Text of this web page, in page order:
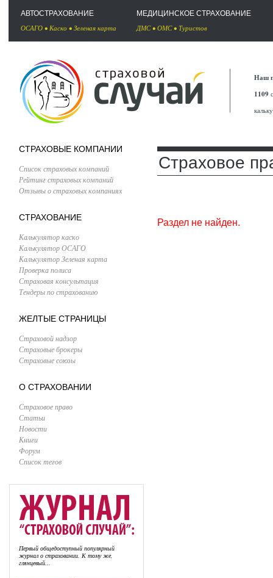
АВТОСТРАХОВАНИЕ
ОСАГО • Каско • Зеленая карта
МЕДИЦИНСКОЕ СТРАХОВАНИЕ
ДМС• ОМС• Туристов
Наш
1109
СТРАХОВЫЕ КОМПАНИИ
Список страховых компаний
Рейтинг страховых компаний
Отзывы о страховых компаниях
СТРАХОВАНИЕ
Калькулятор каско
Калькулятор ОСАГО
Калькулятор Зеленая карта
Проверка полиса
Страховая консультация
Тендеры по страхованию
ЖЕЛТЫЕ СТРАНИЦЫ
Страховой надзор
Страховые брокеры
Страховые союзы
О СТРАХОВАНИИ
Страховое право
Статьи
Новости
Книги
Форум
Список тегов
Первый общедоступный популярный
журнал о страховании. К тому же,
глянцевый...
Страховое
Раздел не найден.